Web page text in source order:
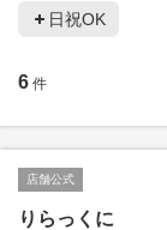
日祝OK
6 件
店舗公式
りらっくに